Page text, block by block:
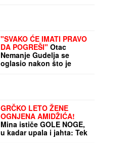
"SVAKO ĆE IMATI PRAVO
DA POGREŠI" Otac
Nemanje Gudelja se
oglasio nakon što je
GRČKO LETO ŽENE
OGNJENA AMIDŽIĆA!
Mina ističe GOLE NOGE,
u kadar upala i jahta: Tek